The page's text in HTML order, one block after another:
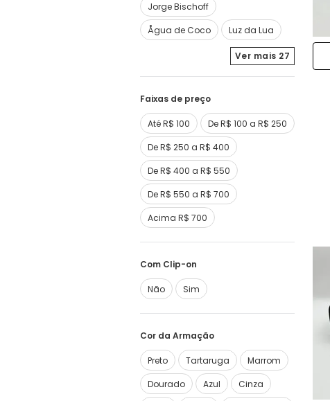
Jorge Bischoff
Ågua de Coco
Luz da Lua
Ver mais 27
Faixas de preço
Até R$ 100
De R$ 100 a R$ 250
De R$ 250 a R$ 400
De R$ 400 a R$ 550
De R$ 550 a R$ 700
Acima R$ 700
Com Clip-on
Não Sim
Cor da Armação
Preto Tartaruga
Marrom
Dourado
Azul
Cinza